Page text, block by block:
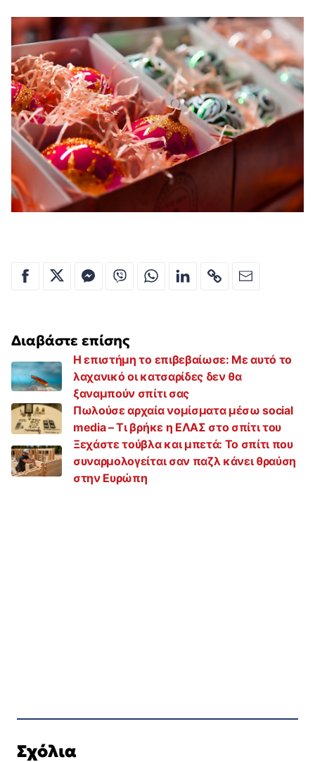
Διαβάστε επίσης
Η επιστήμη το επιβεβαίωσε: Με αυτό το
λαχανικό οι κατσαρίδες δεν θα
ξαναμπούν σπίτι σας
Πωλούσε αρχαία νομίσματα μέσω social
media – Τι βρήκε η ΕΛΑΣ στο σπίτι του
Ξεχάστε τούβλα και μπετά: Το σπίτι που
συναρμολογείται σαν παζλ κάνει θραύση
στην Ευρώπη
Σχόλια